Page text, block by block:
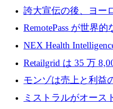
産業化するために 2
リン GigaLab を発表
誇大宣伝の後、ヨー
クターはファンダメ
RemotePass が世界
ラットフォームを拡
NEX Health
100万ユーロを確保
Retailgrid は 35 万
ラウンドで小売業の
ゲットにしています
モンゾは売上と利益
ミストラルがオース